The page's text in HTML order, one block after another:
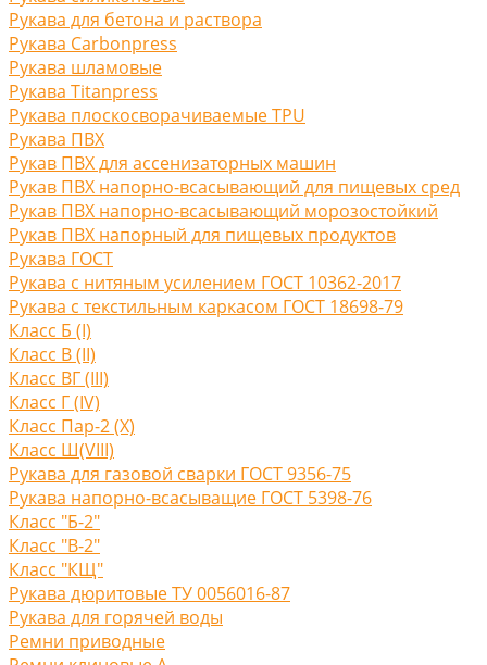
Рукава для бетона и раствора
Рукава Carbonpress
Рукава шламовые
Рукава Titanpress
Рукава плоскосворачиваемые TPU
Рукава ПВХ
Рукав ПВХ для ассенизаторных машин
Рукав ПВХ напорно-всасывающий для пищевых сред
Рукав ПВХ напорно-всасывающий морозостойкий
Рукав ПВХ напорный для пищевых продуктов
Рукава ГОСТ
Рукава с нитяным усилением ГОСТ 10362-2017
Рукава с текстильным каркасом ГОСТ 18698-79
Класс Б (I)
Класс В (II)
Класс ВГ (III)
Класс Г (IV)
Класс Пар-2 (X)
Класс Ш(VIII)
Рукава для газовой сварки ГОСТ 9356-75
Рукава напорно-всасыващие ГОСТ 5398-76
Класс "Б-2"
Класс "В-2"
Класс "КЩ"
Рукава дюритовые ТУ 0056016-87
Рукава для горячей воды
Ремни приводные